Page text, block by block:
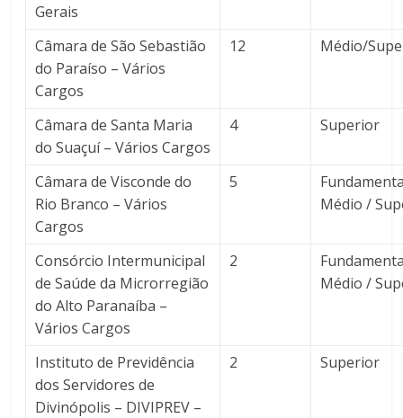
Gerais
Câmara de São Sebastião
do Paraíso – Vários
Cargos
12 Médio/
Câmara de Santa Maria
do Suaçuí – Vários Cargos
4 Superior
Câmara de Visconde do
Rio Branco – Vários
Cargos
5
Médio /
Consórcio Intermunicipal
de Saúde da Microrregião
do Alto Paranaíba –
Vários Cargos
2
Médio /
Instituto de Previdência
dos Servidores de
Divinópolis – DIVIPREV –
2 Superior